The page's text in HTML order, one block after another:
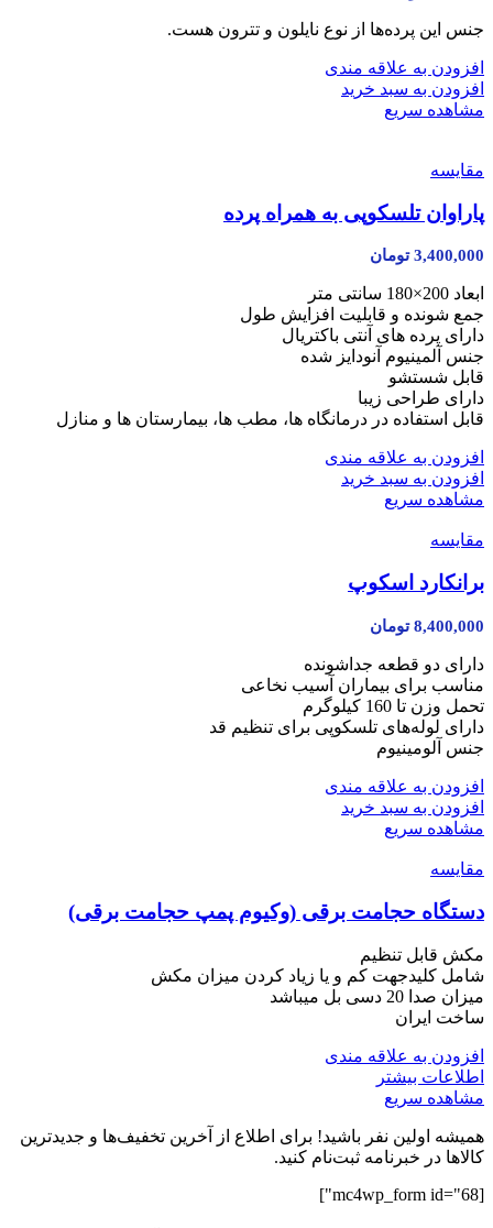
جنس این پرده‌ها از نوع نایلون و تترون هست.
افزودن به علاقه مندی
افزودن به سبد خرید
مشاهده سریع
مقایسه
پاراوان تلسکوپی به همراه پرده
3,400,000 تومان
ابعاد 200×180 سانتی متر
جمع شونده و قابلیت افزایش طول
دارای پرده های آنتی باکتریال
جنس آلمینیوم آنودایز شده
قابل شستشو
دارای طراحی زیبا
قابل استفاده در درمانگاه ها، مطب ها، بیمارستان ها و منازل
افزودن به علاقه مندی
افزودن به سبد خرید
مشاهده سریع
مقایسه
برانکارد اسکوپ
8,400,000 تومان
دارای دو قطعه جداشونده
مناسب برای بیماران آسیب نخاعی
تحمل وزن تا 160 کیلوگرم
دارای لوله‌های تلسکوپی برای تنظیم قد
جنس آلومینیوم
افزودن به علاقه مندی
افزودن به سبد خرید
مشاهده سریع
مقایسه
دستگاه حجامت برقی (وکیوم پمپ حجامت برقی)
مکش قابل تنظیم
شامل کلیدجهت کم و یا زیاد کردن میزان مکش
میزان صدا 20 دسی بل میباشد
ساخت ایران
افزودن به علاقه مندی
اطلاعات بیشتر
مشاهده سریع
همیشه اولین نفر باشید! برای اطلاع از آخرین تخفیف‌ها و جدیدترین
کالاها در خبرنامه ثبت‌نام کنید.
[mc4wp_form id="68"]